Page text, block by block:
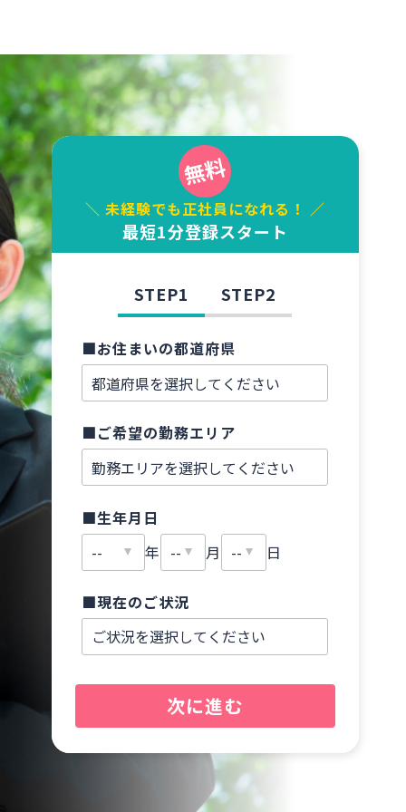
＼ 未経験でも正社員になれる！ ／
最短1分登録スタート
STEP1 STEP2
■お住まいの都道府県
■ご希望の勤務エリア
■生年月日
年
月 日
■現在のご状況
次に進む